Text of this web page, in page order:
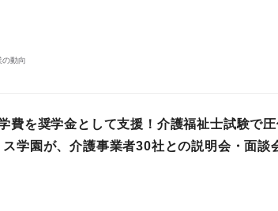
の動向
費を奨学金として支援！介護福祉士試験で圧
学園が、介護事業者30社との説明会・面談